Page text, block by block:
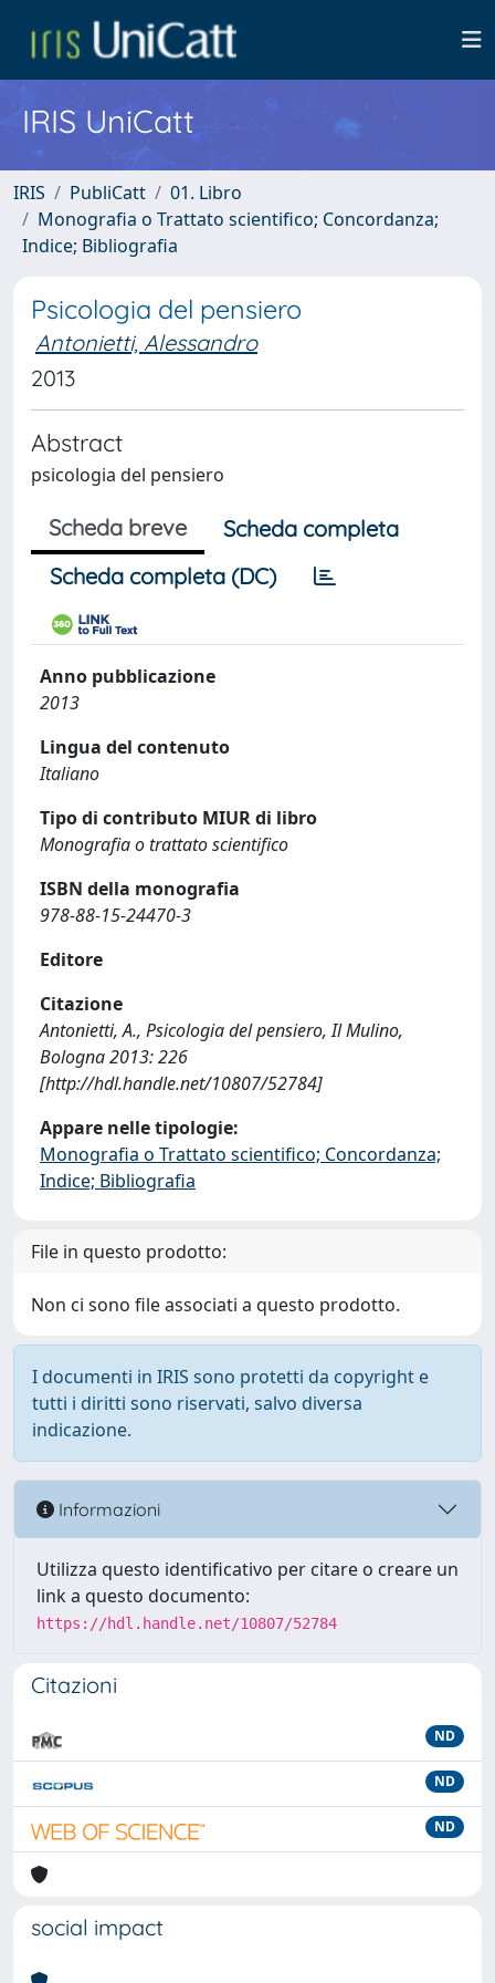
IRIS UniCatt
IRIS PubliCatt
01. Libro
Monografia o Trattato scientifico; Concordanza;
Indice; Bibliografia
Psicologia del pensiero
Antonietti, Alessandro
2013
Abstract
psicologia del pensiero
Scheda breve
Scheda completa
Scheda completa (DC)
Anno pubblicazione
2013
Lingua del contenuto
Italiano
Tipo di contributo MIUR di libro
Monografia o trattato scientifico
ISBN della monografia
978-88-15-24470-3
Editore
Citazione
Antonietti, A., Psicologia del pensiero, Il Mulino,
Bologna 2013: 226
[http://hdl.handle.net/10807/52784]
Appare nelle tipologie:
Monografia o Trattato scientifico; Concordanza;
Indice; Bibliografia
File in questo prodotto:
Non ci sono file associati a questo prodotto.
I documenti in IRIS sono protetti da copyright e
tutti i diritti sono riservati, salvo diversa
indicazione.
Informazioni
Utilizza questo identificativo per citare o creare un
link a questo documento:
https://hdl.handle.net/10807/52784
Citazioni
ND
ND
ND
social impact